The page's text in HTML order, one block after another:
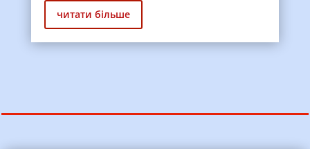
читати більше